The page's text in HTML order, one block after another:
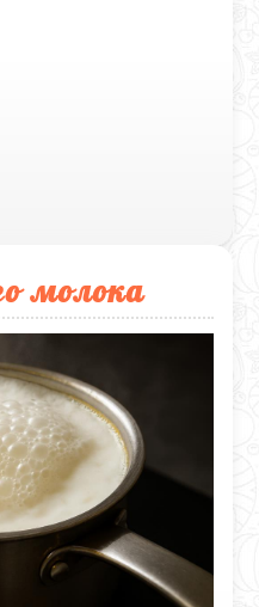
молока